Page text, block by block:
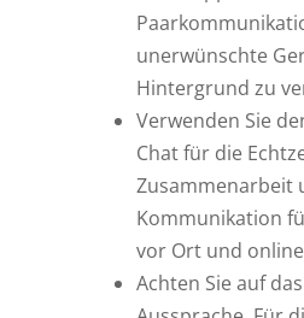
unerwünschte
Hintergrund zu
Verwenden Sie
Chat für die
Zusammenarbeit
Kommunikation
vor Ort und
Achten Sie auf